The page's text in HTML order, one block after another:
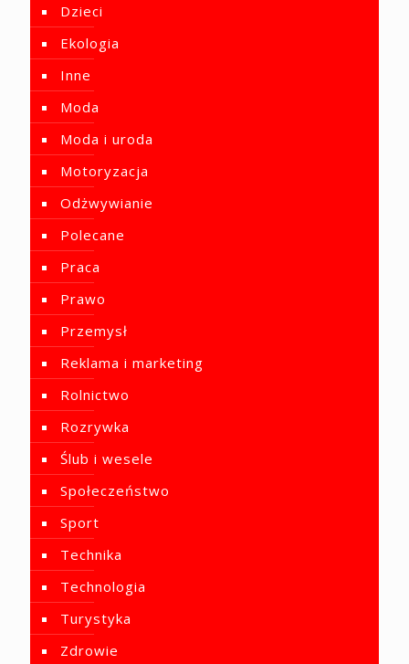
Dzieci
Ekologia
Inne
Moda
Moda i uroda
Motoryzacja
Odżwywianie
Polecane
Praca
Prawo
Przemysł
Reklama i marketing
Rolnictwo
Rozrywka
Ślub i wesele
Społeczeństwo
Sport
Technika
Technologia
Turystyka
Zdrowie